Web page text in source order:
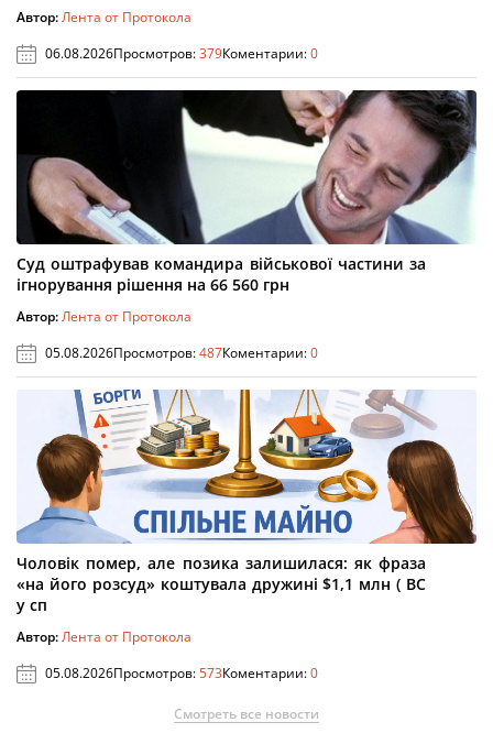
Автор:Лента от Протокола
06.08.2026Просмотров:379Коментарии:0
Суд оштрафував командира військової частини за
ігнорування рішення на 66 560 грн
Автор:Лента от Протокола
05.08.2026Просмотров:487Коментарии:0
Чоловік помер, але позика залишилася: як фраза
«на його розсуд» коштувала дружині $1,1 млн ( ВС
у сп
Автор:Лента от Протокола
05.08.2026Просмотров:573Коментарии:0
Смотреть все новости